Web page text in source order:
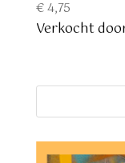
€4,75
Verkocht